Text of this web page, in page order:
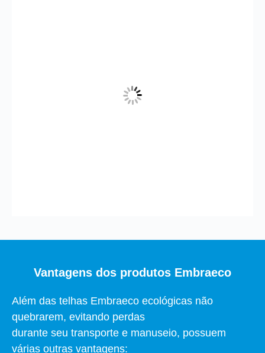
Vantagens dos produtos Embraeco
Além das telhas Embraeco ecológicas não
quebrarem, evitando perdas
durante seu transporte e manuseio, possuem
várias outras vantagens: